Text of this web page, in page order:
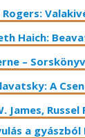
Rogers:
Haich:
– Sorskönyv
A
James,
a gyászból